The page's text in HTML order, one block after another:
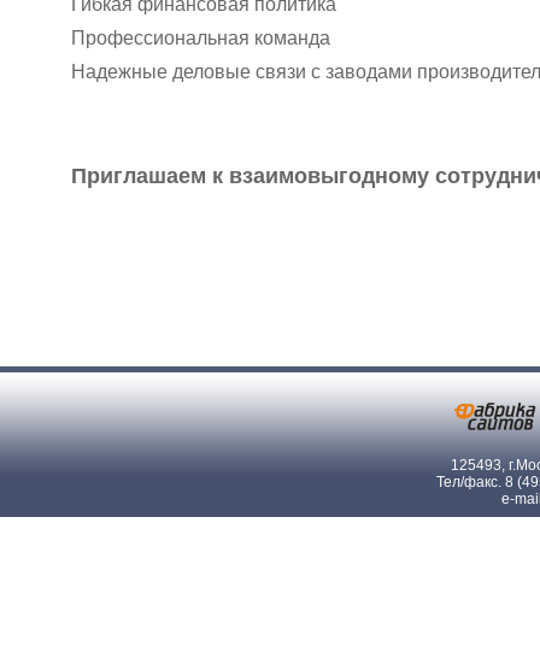
Гибкая финансовая политика
Профессиональная команда
Надежные деловые связи с заводами
Приглашаем к взаимовыгодному
125493,
Тел/факс. 8
e-